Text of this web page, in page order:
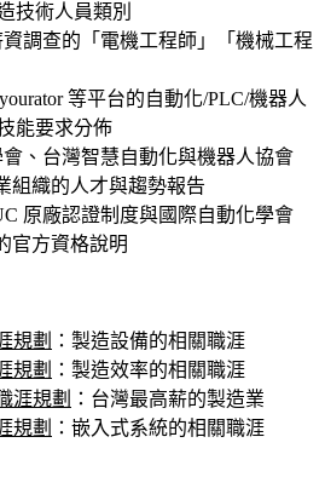
技術人員類別
調查的「電機工程師」「機械工程
等平台的自動化/PLC/機器人
能要求分佈
、台灣智慧自動化與機器人協會
組織的人才與趨勢報告
原廠認證制度與國際自動化學會
官方資格說明
規劃 ：製造設備的相關職涯
規劃 ：製造效率的相關職涯
涯規劃 ：台灣最高薪的製造業
規劃 ：嵌入式系統的相關職涯